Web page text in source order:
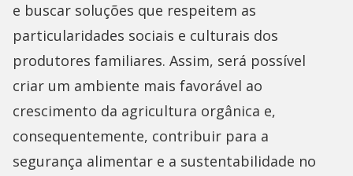
e buscar soluções que respeitem as
particularidades sociais e culturais dos
produtores familiares. Assim, será possível
criar um ambiente mais favorável ao
crescimento da agricultura orgânica e,
consequentemente, contribuir para a
segurança alimentar e a sustentabilidade no